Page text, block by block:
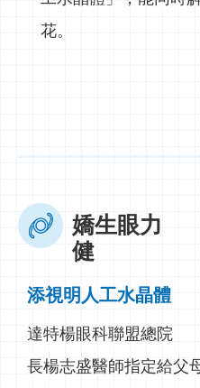
花。
嬌生眼力
健
添視明人工水晶體
達特楊眼科聯盟總院
長楊志盛醫師指定給父